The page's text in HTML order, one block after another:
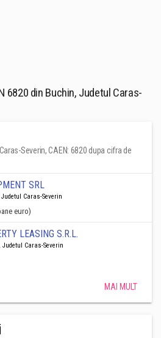
6820 din Buchin, Judetul Caras-
Severin, CAEN: 6820 dupa cifra de
SRL
Judetul Caras-Severin
euro)
LEASING S.R.L.
Judetul Caras-Severin
MAI MULT